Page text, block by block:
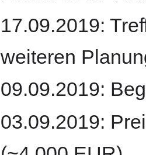
17.09.2019:
weiteren
09.09.2019:
03.09.2019: